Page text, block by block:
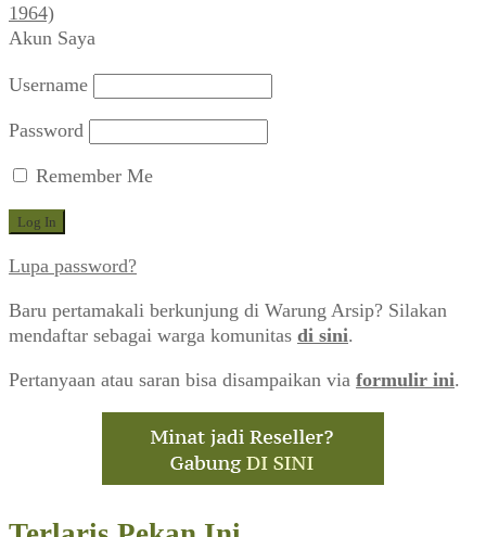
1964)
Akun Saya
Username
Password
Remember Me
Lupa password?
Baru pertamakali berkunjung di Warung Arsip? Silakan
mendaftar sebagai warga komunitas di sini.
Pertanyaan atau saran bisa disampaikan via formulir ini.